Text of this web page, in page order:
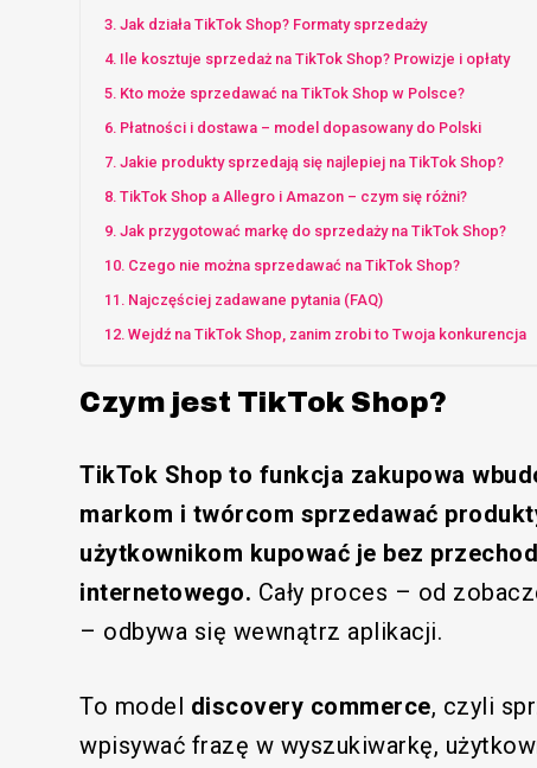
Jak działa TikTok Shop? Formaty sprzedaży
Ile kosztuje sprzedaż na TikTok Shop? Prowizje i opłaty
Kto może sprzedawać na TikTok Shop w Polsce?
Płatności i dostawa – model dopasowany do Polski
Jakie produkty sprzedają się najlepiej na TikTok Shop?
TikTok Shop a Allegro i Amazon – czym się różni?
Jak przygotować markę do sprzedaży na TikTok Shop?
Czego nie można sprzedawać na TikTok Shop?
Najczęściej zadawane pytania (FAQ)
Wejdź na TikTok Shop, zanim zrobi to Twoja konkurencja
Czym jest TikTok Shop?
TikTok Shop to funkcja zakupowa
markom i twórcom sprzedawać
użytkownikom kupować je bez
internetowego. Cały proces – od
– odbywa się wewnątrz aplikacji.
To model discovery commerce, czyli
wpisywać frazę w wyszukiwarkę,